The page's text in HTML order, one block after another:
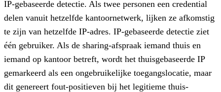
IP-gebaseerde detectie. Als twee personen een credential
delen vanuit hetzelfde kantoornetwerk, lijken ze afkomstig
te zijn van hetzelfde IP-adres. IP-gebaseerde detectie ziet
één gebruiker. Als de sharing-afspraak iemand thuis en
iemand op kantoor betreft, wordt het thuisgebaseerde IP
gemarkeerd als een ongebruikelijke toegangslocatie, maar
dit genereert fout-positieven bij het legitieme thuis-